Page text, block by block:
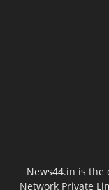
News44.in is the
Network Private